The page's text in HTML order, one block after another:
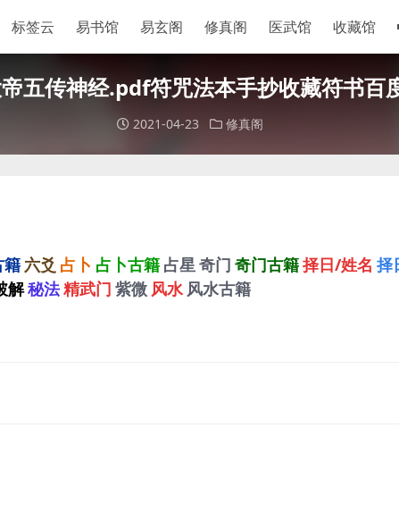
标签云 易书馆 易玄阁 修真阁 医武馆 收藏馆
五传神经.pdf符咒法本手抄收藏符书百
2021-04-23 修真阁
籍 六爻 占卜 占卜古籍 占星奇门 奇门古籍择日/姓名 择
解秘法精武门 紫微 风水 风水古籍